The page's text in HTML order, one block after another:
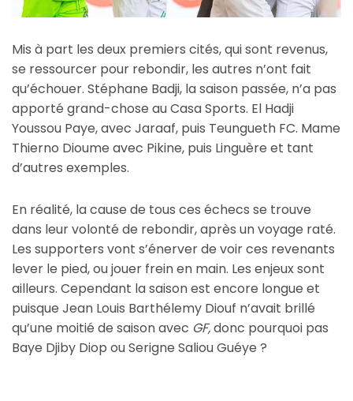
Mis à part les deux premiers cités, qui sont revenus,
se ressourcer pour rebondir, les autres n’ont fait
qu’échouer. Stéphane Badji, la saison passée, n’a pas
apporté grand-chose au Casa Sports. El Hadji
Youssou Paye, avec Jaraaf, puis Teungueth FC. Mame
Thierno Dioume avec Pikine, puis Linguère et tant
d’autres exemples.
En réalité, la cause de tous ces échecs se trouve
dans leur volonté de rebondir, après un voyage raté.
Les supporters vont s’énerver de voir ces revenants
lever le pied, ou jouer frein en main. Les enjeux sont
ailleurs. Cependant la saison est encore longue et
puisque Jean Louis Barthélemy Diouf n’avait brillé
qu’une moitié de saison avec GF,donc pourquoi pas
Baye Djiby Diop ou Serigne Saliou Guéye ?